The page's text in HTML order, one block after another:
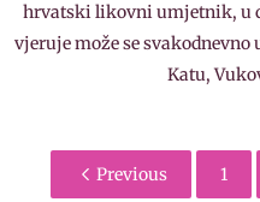
hrvatski likovni umjetnik, u
vjeruje može se
Katu,
Previous 1